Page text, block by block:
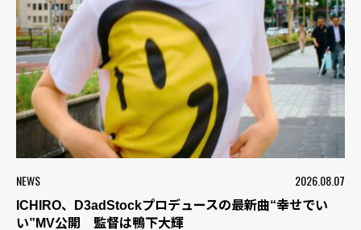
NEWS 2026.08.07
ICHIRO、D3adStockプロデュースの最新曲“幸せでい
い”MV公開 監督は鴨下大輝